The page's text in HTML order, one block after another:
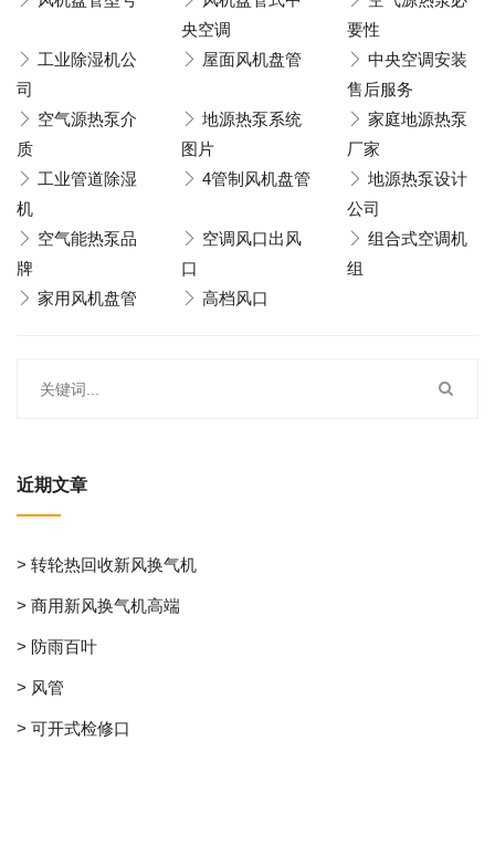
央空调
要性
工业除湿机公
司
屋面风机盘管
中央空调安装
售后服务
空气源热泵介
质
地源热泵系统
图片
家庭地源热泵
厂家
工业管道除湿
机
4管制风机盘管
地源热泵设计
公司
空气能热泵品
牌
空调风口出风
口
组合式空调机
组
家用风机盘管
高档风口
近期文章
> 转轮热回收新风换气机
> 商用新风换气机高端
> 防雨百叶
> 风管
> 可开式检修口